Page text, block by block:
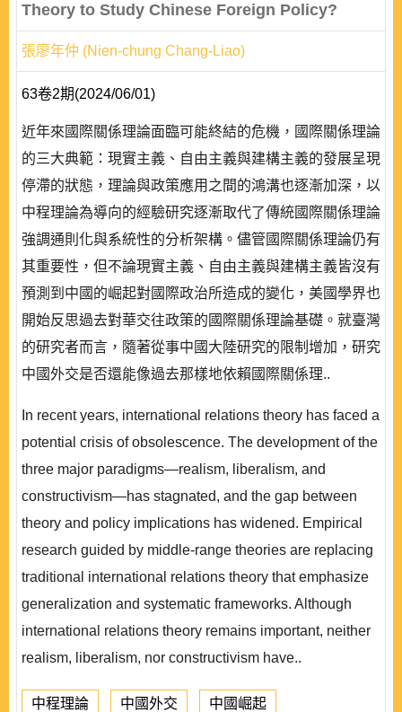
Theory to Study Chinese Foreign Policy?
張廖年仲 (Nien-chung Chang-Liao)
63卷2期(2024/06/01)
近年來國際關係理論面臨可能終結的危機，國際關係理論
的三大典範：現實主義、自由主義與建構主義的發展呈現
停滯的狀態，理論與政策應用之間的鴻溝也逐漸加深，以
中程理論為導向的經驗研究逐漸取代了傳統國際關係理論
強調通則化與系統性的分析架構。儘管國際關係理論仍有
其重要性，但不論現實主義、自由主義與建構主義皆沒有
預測到中國的崛起對國際政治所造成的變化，美國學界也
開始反思過去對華交往政策的國際關係理論基礎。就臺灣
的研究者而言，隨著從事中國大陸研究的限制增加，研究
中國外交是否還能像過去那樣地依賴國際關係理..
In recent years, international relations theory has faced a
potential crisis of obsolescence. The development of the
three major paradigms—realism, liberalism, and
constructivism—has stagnated, and the gap between
theory and policy implications has widened. Empirical
research guided by middle-range theories are replacing
traditional international relations theory that emphasize
generalization and systematic frameworks. Although
international relations theory remains important, neither
realism, liberalism, nor constructivism have..
中程理論 中國外交 中國崛起